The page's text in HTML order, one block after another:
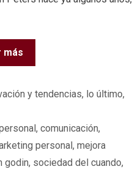
más
y tendencias, lo último,
, comunicación,
personal, mejora
godin, sociedad del cuando,